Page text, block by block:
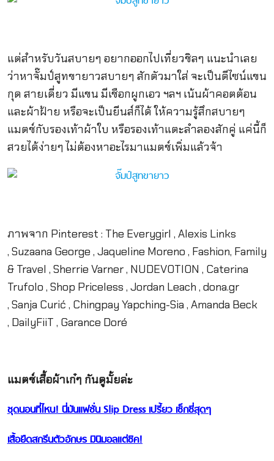
แต่สำหรับวันสบายๆ อยากออกไปเที่ยวชิลๆ แนะนำเลย
ว่าหาจั๊มป์สูทขายาวสบายๆ สักตัวมาใส่ จะเป็นดีไซน์แขน
กุด สายเดี่ยว มีแขน มีเชือกผูกเอว ฯลฯ เน้นผ้าคอตต้อน
และผ้าฝ้าย หรือจะเป็นยีนส์ก็ได้ ให้ความรู้สึกสบายๆ
แมตช์กับรองเท้าผ้าใบ หรือรองเท้าแตะลำลองสักคู่ แค่นี้ก็
สวยได้ง่ายๆ ไม่ต้องหาอะไรมาแมตช์เพิ่มแล้วจ้า
ภาพจาก Pinterest : The Everygirl , Alexis Links
, Suzaana George , Jaqueline Moreno , Fashion, Family
& Travel , Sherrie Varner , NUDEVOTION , Caterina
Trufolo , Shop Priceless , Jordan Leach , dona.gr
, Sanja Curić , Chingpay Yapching-Sia , Amanda Beck
, DailyFiiT , Garance Doré
แมตช์เสื้อผ้าเก๋ๆ กันดูมั้ยล่ะ
ชุดนอนที่ไหน! นี่มันแฟชั่น Slip Dress เปรี้ยว เซ็กซี่สุดๆ
เสื้อยืดสกรีนตัวอักษร มินิมอลแต่ชิค!